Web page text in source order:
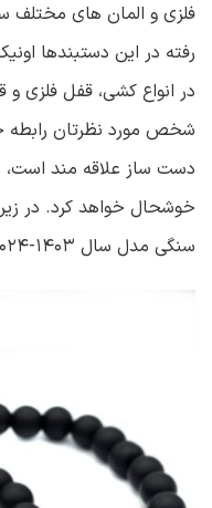
فلزی و المان های مختلف
رفته در این دستبندها
در انواع کشی، قفل فلزی و
شخص مورد نظرتان رابطه
دست ساز علاقه مند است،
خوشحال خواهد کرد. در
سنگی مدل سال ۱۴۰۳-۲۰۲۴ اشاره میکنیم.